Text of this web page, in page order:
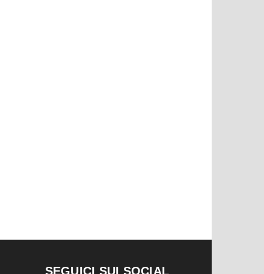
SEGUICI SUI SOCIAL